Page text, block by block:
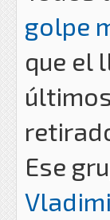
golpe
que el
Ese